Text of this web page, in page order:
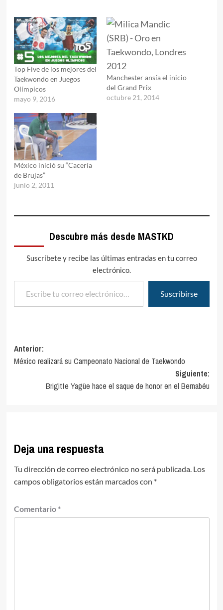
Top Five de los mejores del
Taekwondo en Juegos
Olímpicos
mayo 9, 2016
Manchester ansía el inicio
del Grand Prix
octubre 21, 2014
México inició su “Cacería
de Brujas”
junio 2, 2011
Descubre más desde MASTKD
Suscríbete y recibe las últimas entradas en tu correo
electrónico.
Escribe tu correo electrónico…
Suscribirse
Navegación
de
entradas
Anterior:
México realizará su Campeonato Nacional de Taekwondo
Siguiente:
Brigitte Yagüe hace el saque de honor en el Bernabéu
Deja una respuesta
Tu dirección de correo electrónico no será publicada. Los
campos obligatorios están marcados con *
Comentario *